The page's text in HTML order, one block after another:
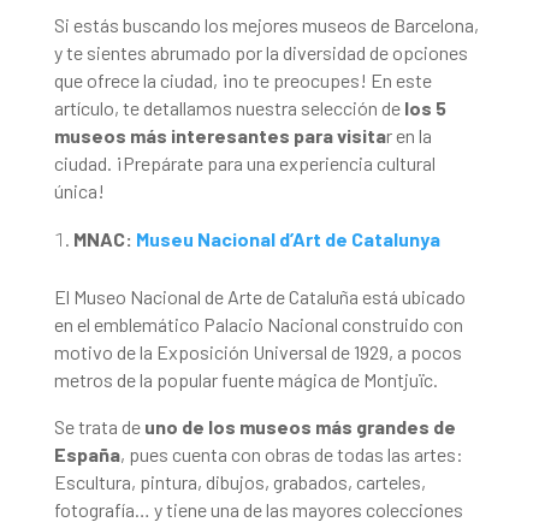
Si estás buscando los mejores museos de Barcelona,
y te sientes abrumado por la diversidad de opciones
que ofrece la ciudad, ¡no te preocupes! En este
artículo, te detallamos nuestra selección de los 5
museos más interesantes para visitar en la
ciudad. ¡Prepárate para una experiencia cultural
única!
MNAC: Museu Nacional d’Art de Catalunya
El Museo Nacional de Arte de Cataluña está ubicado
en el emblemático Palacio Nacional construido con
motivo de la Exposición Universal de 1929, a pocos
metros de la popular fuente mágica de Montjuïc.
Se trata de uno de los museos más grandes de
España, pues cuenta con obras de todas las artes:
Escultura, pintura, dibujos, grabados, carteles,
fotografía… y tiene una de las mayores colecciones